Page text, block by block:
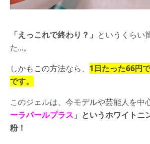
「えっこれで終わり？」 というくらい
た…。
しかもこの方法なら、 1日たった66円
です。
このジェルは、今モデルや芸能人を中
ーラパールプラス 」というホワイトニ
粉！